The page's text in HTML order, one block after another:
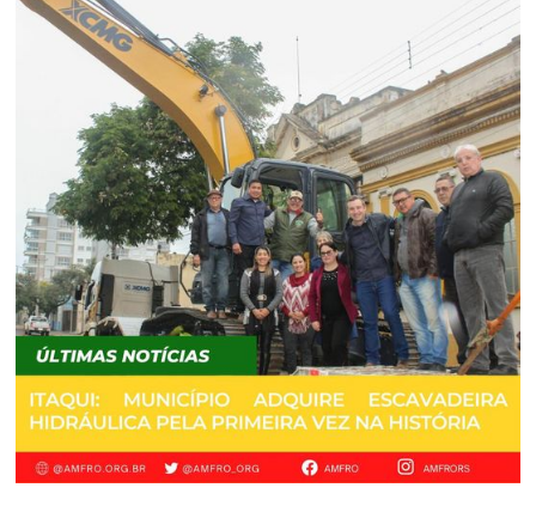
Oeste
Sul.